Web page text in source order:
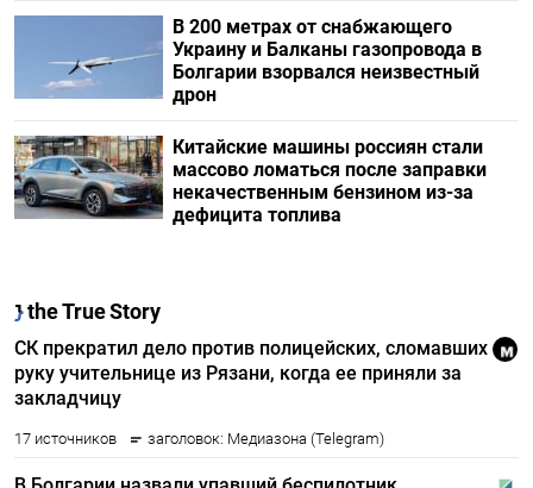
В 200 метрах от снабжающего
Украину и Балканы газопровода в
Болгарии взорвался неизвестный
дрон
Китайские машины россиян стали
массово ломаться после заправки
некачественным бензином из-за
дефицита топлива